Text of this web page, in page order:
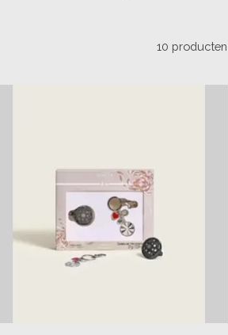
10 producten